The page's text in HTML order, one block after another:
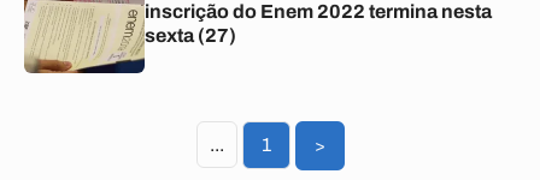
inscrição do Enem 2022 termina nesta
sexta (27)
... 1 >